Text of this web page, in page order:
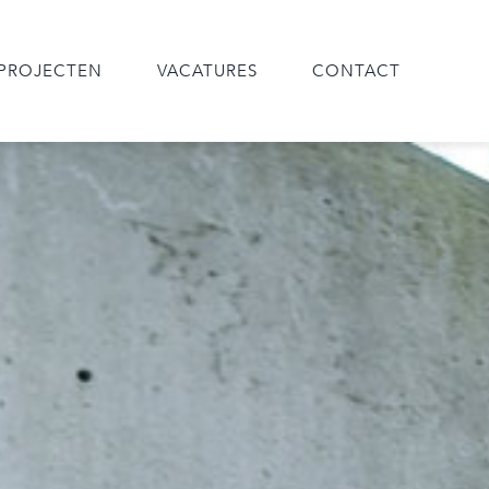
VACATURES CONTACT